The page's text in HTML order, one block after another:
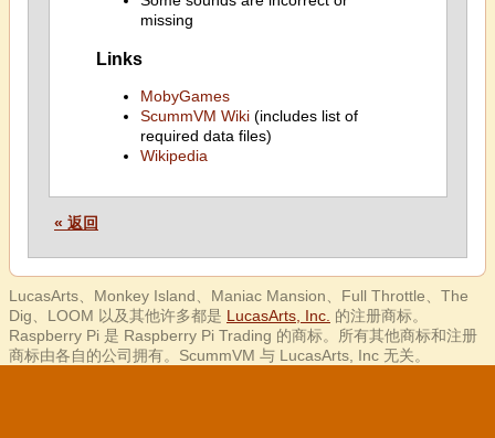
missing
Links
MobyGames
ScummVM Wiki(includes list of
required data files)
Wikipedia
« 返回
LucasArts、Monkey Island、Maniac Mansion、Full Throttle、The
Dig、LOOM 以及其他许多都是 LucasArts, Inc. 的注册商标。
Raspberry Pi 是 Raspberry Pi Trading 的商标。所有其他商标和注册
商标由各自的公司拥有。ScummVM 与 LucasArts, Inc 无关。